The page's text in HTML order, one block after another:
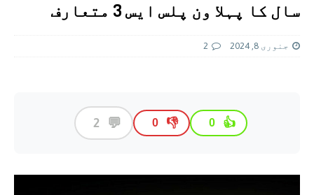
سال کا پہلا ون پلس ایس 3 متعارف
جنوری 8, 2024 2
👍
0
👎
0
💬
2